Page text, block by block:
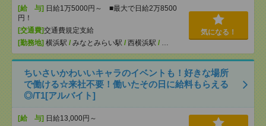
[給 与] 日給1万5000円～ ■最大で日給2万8500
円！
[交通費]交通費規定支給
[勤務地] 横浜駅 / みなとみらい駅 / 西横浜駅 / …
気になる！
ちいさいかわいいキャラのイベントも！好きな場所
で働ける☆来社不要！働いたその日に給料もらえる
◎/T1[アルバイト]
[給 与] 日給13,000円～